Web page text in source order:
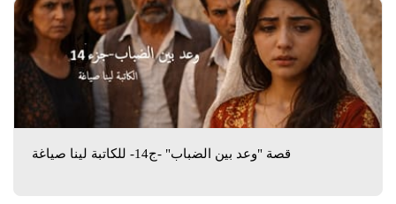
قصة "وعد بين الضباب" -ج14- للكاتبة لينا صياغة